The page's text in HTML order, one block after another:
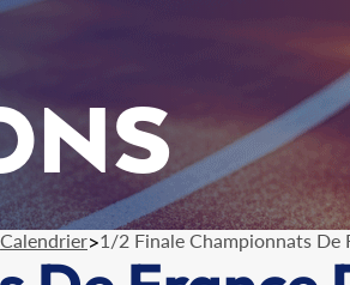
Calendrier>1/2 Finale Championnats De